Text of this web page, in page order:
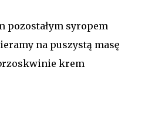
pozostałym syropem
na puszystą masę
krem